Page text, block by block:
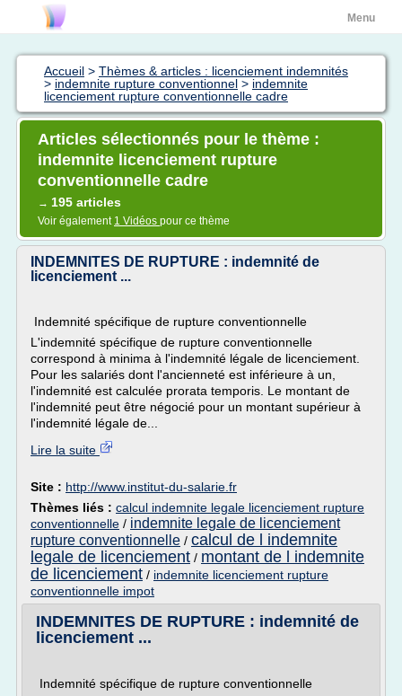
Menu
Accueil > Thèmes & articles : licenciement indemnités
> indemnite rupture conventionnel > indemnite
licenciement rupture conventionnelle cadre
Articles sélectionnés pour le thème :
indemnite licenciement rupture
conventionnelle cadre
→ 195 articles
Voir également 1 Vidéos pour ce thème
INDEMNITES DE RUPTURE : indemnité de
licenciement ...
Indemnité spécifique de rupture conventionnelle
L'indemnité spécifique de rupture conventionnelle
correspond à minima à l'indemnité légale de licenciement.
Pour les salariés dont l'ancienneté est inférieure à un,
l'indemnité est calculée prorata temporis. Le montant de
l'indemnité peut être négocié pour un montant supérieur à
l'indemnité légale de...
Lire la suite
Site : http://www.institut-du-salarie.fr
Thèmes liés : calcul indemnite legale licenciement rupture
conventionnelle / indemnite legale de licenciement
rupture conventionnelle / calcul de l indemnite
legale de licenciement / montant de l indemnite
de licenciement / indemnite licenciement rupture
conventionnelle impot
INDEMNITES DE RUPTURE : indemnité de
licenciement ...
Indemnité spécifique de rupture conventionnelle